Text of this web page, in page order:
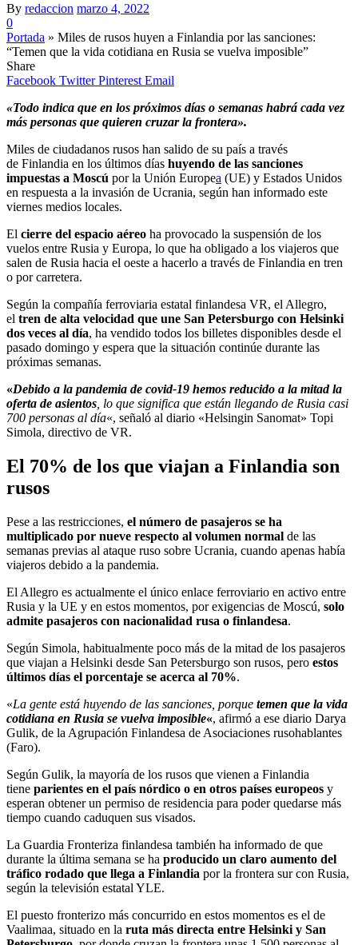
By redaccion marzo 4, 2022
0
Portada » Miles de rusos huyen a Finlandia por las sanciones:
“Temen que la vida cotidiana en Rusia se vuelva imposible”
Share
Facebook Twitter Pinterest Email
«Todo indica que en los próximos días o semanas habrá cada vez
más personas que quieren cruzar la frontera».
Miles de ciudadanos rusos han salido de su país a través
de Finlandia en los últimos días huyendo de las sanciones
impuestas a Moscú por la Unión Europea (UE) y Estados Unidos
en respuesta a la invasión de Ucrania, según han informado este
viernes medios locales.
El cierre del espacio aéreo ha provocado la suspensión de los
vuelos entre Rusia y Europa, lo que ha obligado a los viajeros que
salen de Rusia hacia el oeste a hacerlo a través de Finlandia en tren
o por carretera.
Según la compañía ferroviaria estatal finlandesa VR, el Allegro,
el tren de alta velocidad que une San Petersburgo con Helsinki
dos veces al día, ha vendido todos los billetes disponibles desde el
pasado domingo y espera que la situación continúe durante las
próximas semanas.
«Debido a la pandemia de covid-19 hemos reducido a la mitad la
oferta de asientos , lo que significa que están llegando de Rusia casi
700 personas al día«, señaló al diario «Helsingin Sanomat» Topi
Simola, directivo de VR.
El 70% de los que viajan a Finlandia son
rusos
Pese a las restricciones, el número de pasajeros se ha
multiplicado por nueve respecto al volumen normal de las
semanas previas al ataque ruso sobre Ucrania, cuando apenas había
viajeros debido a la pandemia.
El Allegro es actualmente el único enlace ferroviario en activo entre
Rusia y la UE y en estos momentos, por exigencias de Moscú, solo
admite pasajeros con nacionalidad rusa o finlandesa.
Según Simola, habitualmente poco más de la mitad de los pasajeros
que viajan a Helsinki desde San Petersburgo son rusos, pero estos
últimos días el porcentaje se acerca al 70%.
«La gente está huyendo de las sanciones, porque temen que la vida
cotidiana en Rusia se vuelva imposible«, afirmó a ese diario Darya
Gulik, de la Agrupación Finlandesa de Asociaciones rusohablantes
(Faro).
Según Gulik, la mayoría de los rusos que vienen a Finlandia
tiene parientes en el país nórdico o en otros países europeos y
esperan obtener un permiso de residencia para poder quedarse más
tiempo cuando caduquen sus visados.
La Guardia Fronteriza finlandesa también ha informado de que
durante la última semana se ha producido un claro aumento del
tráfico rodado que llega a Finlandia por la frontera sur con Rusia,
según la televisión estatal YLE.
El puesto fronterizo más concurrido en estos momentos es el de
Vaalimaa, situado en la ruta más directa entre Helsinki y San